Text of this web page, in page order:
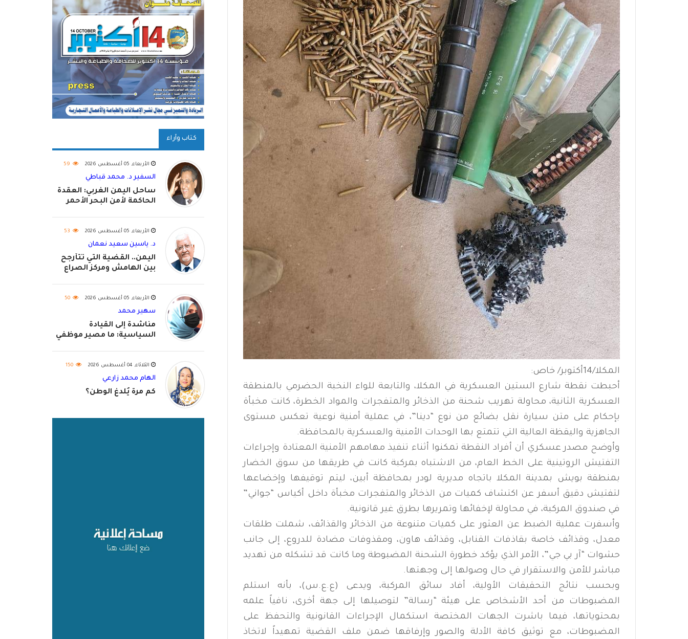
المكلا/14أكتوبر/ خاص:
أحبطت نقطة شارع الستين العسكرية في المكلا، والتابعة للواء النخبة الحضرمي بالمنطقة
العسكرية الثانية، محاولة تهريب شحنة من الذخائر والمتفجرات والمواد الخطرة، كانت مخبأة
بإحكام على متن سيارة نقل بضائع من نوع “دينا”، في عملية أمنية نوعية تعكس مستوى
الجاهزية واليقظة العالية التي تتمتع بها الوحدات الأمنية والعسكرية بالمحافظة.
وأوضح مصدر عسكري أن أفراد النقطة تمكنوا أثناء تنفيذ مهامهم الأمنية المعتادة وإجراءات
التفتيش الروتينية على الخط العام، من الاشتباه بمركبة كانت في طريقها من سوق الخضار
بمنطقة بويش بمدينة المكلا باتجاه مديرية لودر بمحافظة أبين، ليتم توقيفها وإخضاعها
لتفتيش دقيق أسفر عن اكتشاف كميات من الذخائر والمتفجرات مخبأة داخل أكياس “جواني”
في صندوق المركبة، في محاولة لإخفائها وتمريرها بطرق غير قانونية.
وأسفرت عملية الضبط عن العثور على كميات متنوعة من الذخائر والقذائف، شملت طلقات
معدل، وقذائف خاصة بقاذفات القنابل، وقذائف هاون، ومقذوفات مضادة للدروع، إلى جانب
حشوات “آر بي جي”، الأمر الذي يؤكد خطورة الشحنة المضبوطة وما كانت قد تشكله من تهديد
مباشر للأمن والاستقرار في حال وصولها إلى وجهتها.
وبحسب نتائج التحقيقات الأولية، أفاد سائق المركبة، ويدعى (ع.ع.س)، بأنه استلم
المضبوطات من أحد الأشخاص على هيئة “رسالة” لتوصيلها إلى جهة أخرى، نافياً علمه
بمحتوياتها، فيما باشرت الجهات المختصة استكمال الإجراءات القانونية والتحفظ على
المضبوطات، مع توثيق كافة الأدلة والصور وإرفاقها ضمن ملف القضية تمهيداً لاتخاذ
كتاب وآراء
الأربعاء, 05 أغسطس 2026 59
السفير د. محمد قباطي
ساحل اليمن الغربي: العقدة
الحاكمة لأمن البحر الأحمر
الأربعاء, 05 أغسطس 2026 53
د. ياسين سعيد نعمان
اليمن.. القضية التي تتأرجح
بين الهامش ومركز الصراع
الأربعاء, 05 أغسطس 2026 50
سهير محمد
مناشدة إلى القيادة
السياسية: ما مصير موظفي
الثلاثاء, 04 أغسطس 2026 150
الهام محمد زارعي
كم مرة يُلدغ الوطن؟